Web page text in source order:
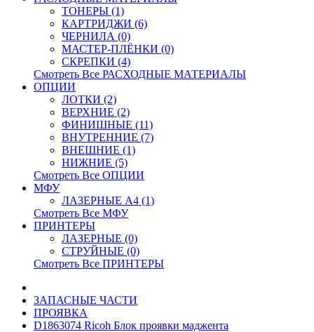
ТОНЕРЫ (1)
КАРТРИДЖИ (6)
ЧЕРНИЛА (0)
МАСТЕР-ПЛЁНКИ (0)
СКРЕПКИ (4)
Смотреть Все РАСХОДНЫЕ МАТЕРИАЛЫ
ОПЦИИ
ЛОТКИ (2)
ВЕРХНИЕ (2)
ФИНИШНЫЕ (11)
ВНУТРЕННИЕ (7)
ВНЕШНИЕ (1)
НИЖНИЕ (5)
Смотреть Все ОПЦИИ
МФУ
ЛАЗЕРНЫЕ A4 (1)
Смотреть Все МФУ
ПРИНТЕРЫ
ЛАЗЕРНЫЕ (0)
СТРУЙНЫЕ (0)
Смотреть Все ПРИНТЕРЫ
ЗАПАСНЫЕ ЧАСТИ
ПРОЯВКА
D1863074 Ricoh Блок проявки маджента